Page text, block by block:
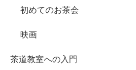
初めてのお茶会
映画
茶道教室への入門